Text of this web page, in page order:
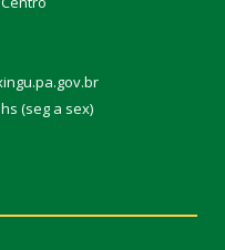
(seg a sex)